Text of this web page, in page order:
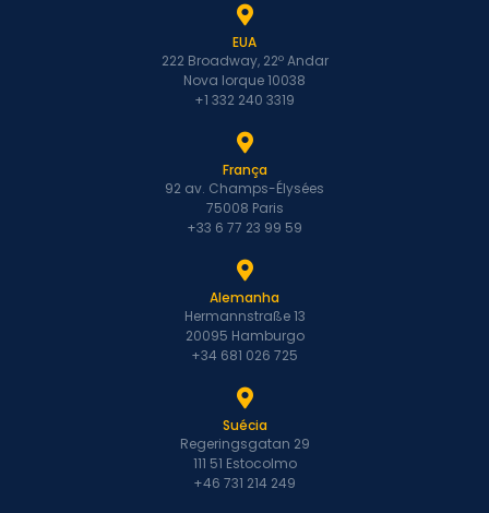
EUA
222 Broadway, 22º Andar
Nova Iorque 10038
+1 332 240 3319
França
92 av. Champs-Élysées
75008 Paris
+33 6 77 23 99 59
Alemanha
Hermannstraße 13
20095 Hamburgo
+34 681 026 725
Suécia
Regeringsgatan 29
111 51 Estocolmo
+46 731 214 249